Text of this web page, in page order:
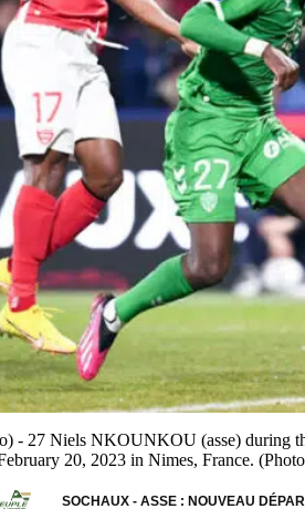
- 27 Niels NKOUNKOU (asse) during
20, 2023 in Nimes, France.